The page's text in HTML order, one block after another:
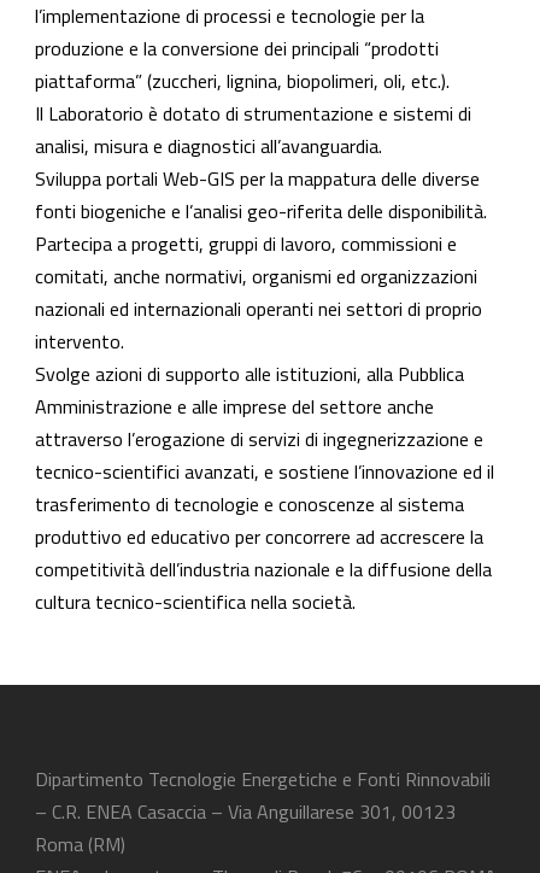
l’implementazione di processi e tecnologie per la
produzione e la conversione dei principali “prodotti
piattaforma” (zuccheri, lignina, biopolimeri, oli, etc.).
Il Laboratorio è dotato di strumentazione e sistemi di
analisi, misura e diagnostici all’avanguardia.
Sviluppa portali Web-GIS per la mappatura delle diverse
fonti biogeniche e l’analisi geo-riferita delle disponibilità.
Partecipa a progetti, gruppi di lavoro, commissioni e
comitati, anche normativi, organismi ed organizzazioni
nazionali ed internazionali operanti nei settori di proprio
intervento.
Svolge azioni di supporto alle istituzioni, alla Pubblica
Amministrazione e alle imprese del settore anche
attraverso l’erogazione di servizi di ingegnerizzazione e
tecnico-scientifici avanzati, e sostiene l’innovazione ed il
trasferimento di tecnologie e conoscenze al sistema
produttivo ed educativo per concorrere ad accrescere la
competitività dell’industria nazionale e la diffusione della
cultura tecnico-scientifica nella società.
Dipartimento Tecnologie Energetiche e Fonti Rinnovabili
– C.R. ENEA Casaccia – Via Anguillarese 301, 00123
Roma (RM)